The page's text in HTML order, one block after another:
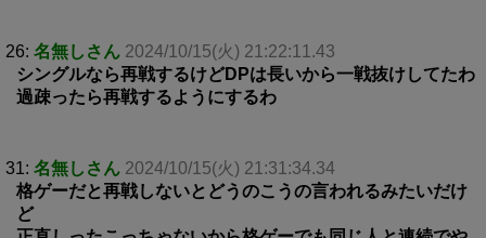
26: 名無しさん 2024/10/15(火) 21:22:11.43
シングルなら再戦するけどDPは長いから一戦抜けしてたわ
過疎ったら再戦するようにするわ
31: 名無しさん 2024/10/15(火) 21:31:34.34
格ゲーだと再戦しないとどうのこうの言われるみたいだけ
ど